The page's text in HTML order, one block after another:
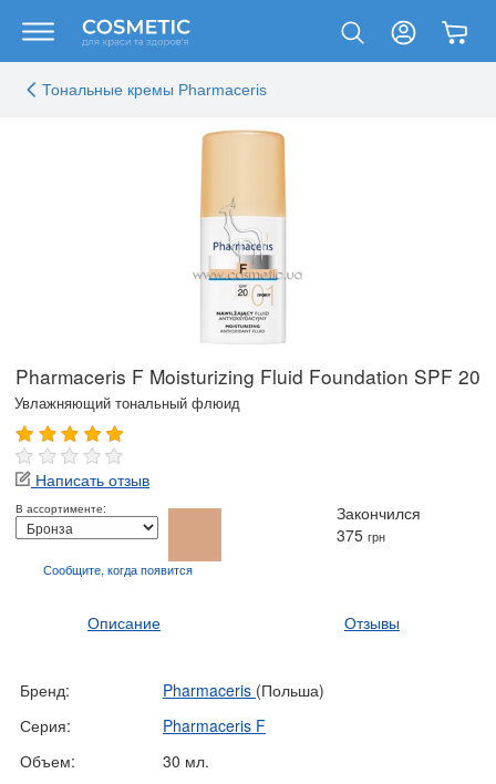
Тональные кремы Pharmaceris
Pharmaceris F Moisturizing Fluid Foundation SPF 20
Увлажняющий тональный флюид
Написать отзыв
В ассортименте:
Закончился
375 грн
Сообщите, когдапоявится
Описание Отзывы
Бренд: Pharmaceris (Польша)
Серия:
Pharmaceris F
Объем:
30 мл.